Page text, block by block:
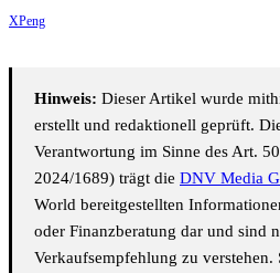
XPeng
Hinweis: Dieser Artikel wurde
erstellt und redaktionell geprüft.
Verantwortung im Sinne des Art.
2024/1689) trägt die DNV Media
World bereitgestellten
oder Finanzberatung dar und sind
Verkaufsempfehlung zu verstehen.